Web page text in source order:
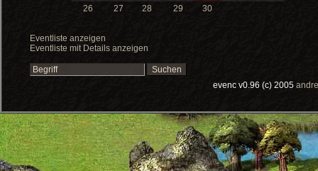
26
27 28 29 30
Eventliste anzeigen
Eventliste mit Details anzeigen
evenc v0.96 (c) 2005